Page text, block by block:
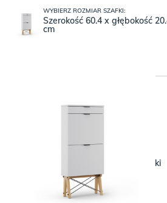
WYBIERZ ROZMIAR SZAFKI:
Szerokość 60.4 x głębokość
cm
WYBIERZ KOLOR BLATU:
Oceanic, czyli morski niebieski